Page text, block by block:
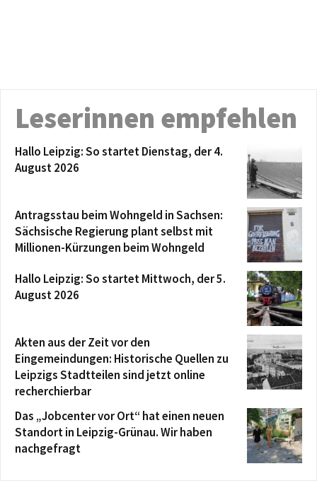
Leserinnen empfehlen
Hallo Leipzig: So startet Dienstag, der 4.
August 2026
Antragsstau beim Wohngeld in Sachsen:
Sächsische Regierung plant selbst mit
Millionen-Kürzungen beim Wohngeld
Hallo Leipzig: So startet Mittwoch, der 5.
August 2026
Akten aus der Zeit vor den
Eingemeindungen: Historische Quellen zu
Leipzigs Stadtteilen sind jetzt online
recherchierbar
Das „Jobcenter vor Ort“ hat einen neuen
Standort in Leipzig-Grünau. Wir haben
nachgefragt